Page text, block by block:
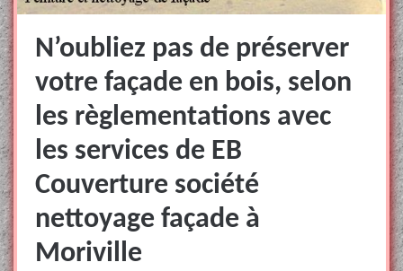
N’oubliez pas de préserver
votre façade en bois, selon
les règlementations avec
les services de EB
Couverture société
nettoyage façade à
Moriville